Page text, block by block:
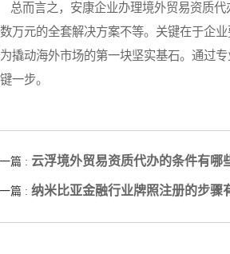
而言之，安康企业办理境外贸易资质代
万元的全套解决方案不等。关键在于企
撬动海外市场的第一块坚实基石。通过
一步。
一篇 : 云浮境外贸易资质代办的条件有哪
一篇 : 纳米比亚金融行业牌照注册的步骤